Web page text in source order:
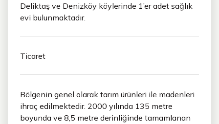
Deliktaş ve Denizköy köylerinde 1’er adet sağlık
evi bulunmaktadır.
Ticaret
Bölgenin genel olarak tarım ürünleri ile madenleri
ihraç edilmektedir. 2000 yılında 135 metre
boyunda ve 8,5 metre derinliğinde tamamlanan